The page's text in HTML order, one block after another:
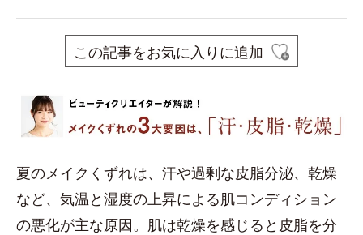
この記事をお気に入りに追加
夏のメイクくずれは、汗や過剰な皮脂分泌、乾燥
など、気温と湿度の上昇による肌コンディション
の悪化が主な原因。肌は乾燥を感じると皮脂を分